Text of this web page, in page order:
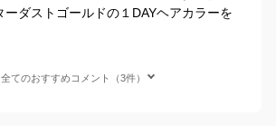
ーダストゴールドの１DAYヘアカラーを
全てのおすすめコメント（3件）